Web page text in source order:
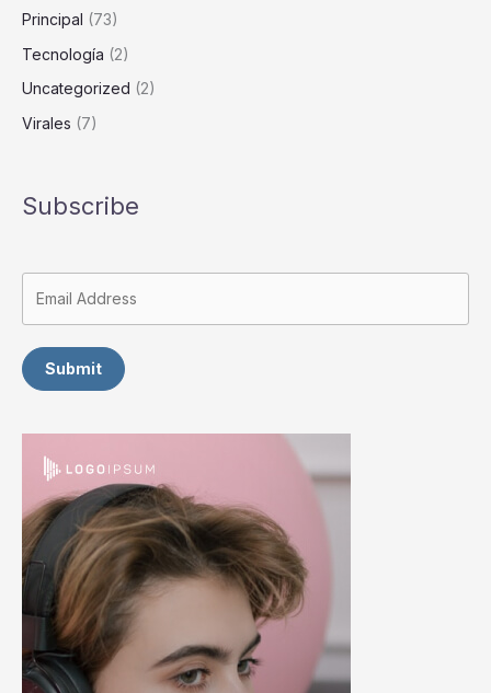
Principal (73)
Tecnología (2)
Uncategorized (2)
Virales (7)
Subscribe
Submit